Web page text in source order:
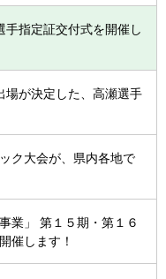
指定証交付式を開催し
場が決定した、高瀬選手
ク大会が、県内各地で
業」 第１５期・第１６
催します！